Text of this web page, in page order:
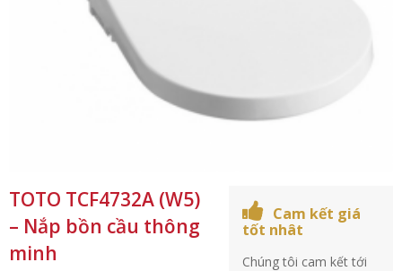
TOTO TCF4732A (W5)
– Nắp bồn cầu thông
minh
Cam kết giá
tốt nhât
Chúng tôi cam kết tới